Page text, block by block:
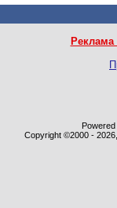
Copyright ©2000 -